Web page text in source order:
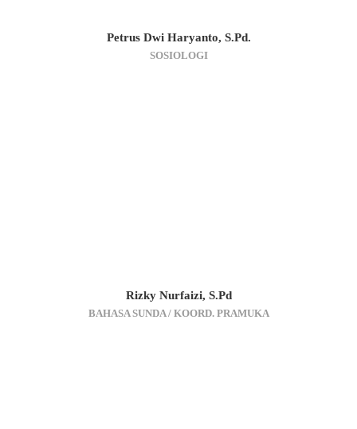
Petrus Dwi Haryanto, S.Pd.
SOSIOLOGI
Rizky Nurfaizi, S.Pd
BAHASA SUNDA / KOORD. PRAMUKA